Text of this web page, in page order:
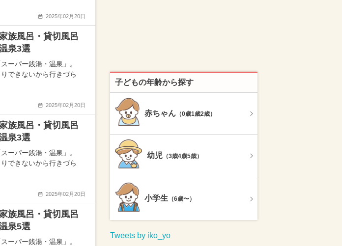
2025年02月20日
族風呂・貸切風呂
泉3選
ーパー銭湯・温泉」。
できないから行きづら
2025年02月20日
族風呂・貸切風呂
泉3選
ーパー銭湯・温泉」。
できないから行きづら
2025年02月20日
族風呂・貸切風呂
泉5選
ーパー銭湯・温泉」。
子どもの年齢から探す
赤ちゃん （0歳1歳2歳）
幼児 （3歳4歳5歳）
小学生 （6歳〜）
Tweets by iko_yo